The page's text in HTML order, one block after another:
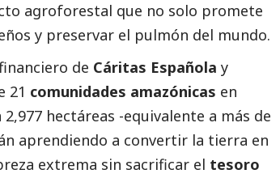
agroforestal que no solo promete
y preservar el pulmón del mundo.
de Cáritas Española y
21 comunidades amazónicas en
hectáreas -equivalente a más de
aprendiendo a convertir la tierra en
extrema sin sacrificar el tesoro